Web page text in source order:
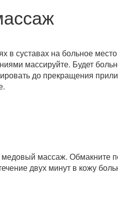
в суставах на больное
массируйте. Будет
до прекращения
массаж. Обмакните
двух минут в кожу